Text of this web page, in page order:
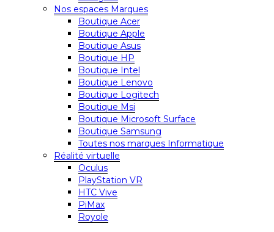
Nos espaces Marques
Boutique Acer
Boutique Apple
Boutique Asus
Boutique HP
Boutique Intel
Boutique Lenovo
Boutique Logitech
Boutique Msi
Boutique Microsoft Surface
Boutique Samsung
Toutes nos marques Informatique
Réalité virtuelle
Oculus
PlayStation VR
HTC Vive
PiMax
Royole